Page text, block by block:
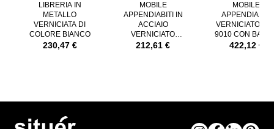
LIBRERIA IN
METALLO
VERNICIATA DI
COLORE BIANCO
230,47 €
MOBILE
APPENDIABITI IN
ACCIAIO
VERNICIATO
BIANCO
212,61 €
MOBILE
APPENDIABITI
VERNICIATO
9010 CON
APPENDIABITI
422,12 €